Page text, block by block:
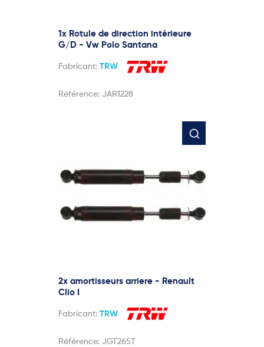
1x Rotule de direction intérieure
G/D - Vw Polo Santana
Fabricant: TRW
Référence: JAR1228
2x amortisseurs arriere - Renault
Clio I
Fabricant: TRW
Référence: JGT265T